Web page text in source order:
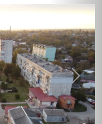
Next